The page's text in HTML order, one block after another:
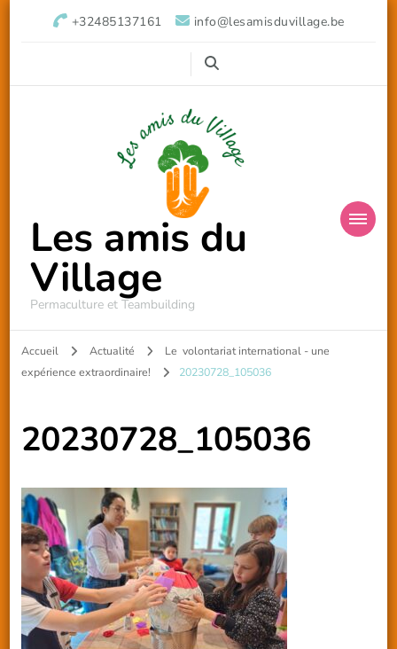
+32485137161 info@lesamisduvillage.be
Les amis du
Village
Permaculture et Teambuilding
Accueil Actualité
Le volontariat international - une
expérience extraordinaire!
20230728_105036
20230728_105036